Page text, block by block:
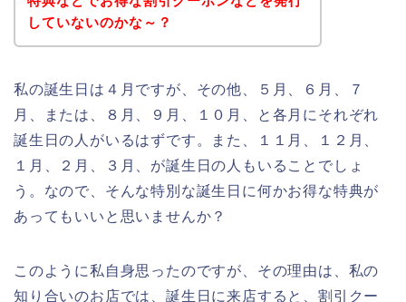
していないのかな～？
私の誕生日は４月ですが、その他、５月、６月、７
月、または、８月、９月、１０月、と各月にそれぞれ
誕生日の人がいるはずです。また、１１月、１２月、
１月、２月、３月、が誕生日の人もいることでしょ
う。なので、そんな特別な誕生日に何かお得な特典が
あってもいいと思いませんか？
このように私自身思ったのですが、その理由は、私の
知り合いのお店では、誕生日に来店すると、割引クー